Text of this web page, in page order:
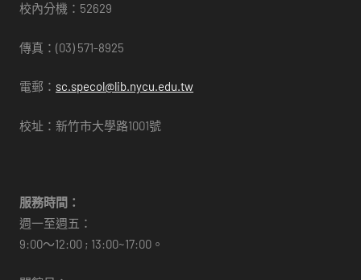
校內分機：52629
傳真：(03) 571-8925
電郵： sc.specol@lib.nycu.edu.tw
校址：新竹市大學路1001號
服務時間：
週一至週五：
9:00～12:00 ; 13:00~17:00。